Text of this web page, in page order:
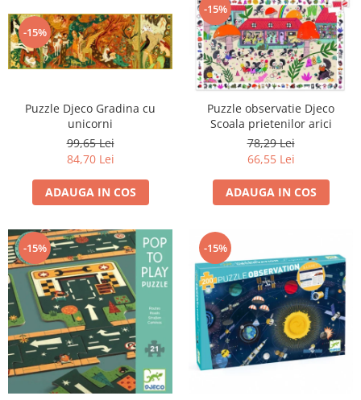
-15%
Puzzle Djeco Gradina cu
unicorni
99,65 Lei
84,70 Lei
ADAUGA IN COS
-15%
Puzzle observatie Djeco
Scoala prietenilor arici
78,29 Lei
66,55 Lei
ADAUGA IN COS
-15% -15%